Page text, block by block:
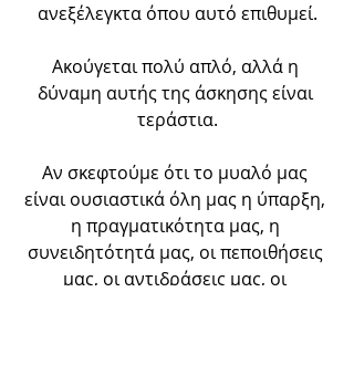
ανεξέλεγκτα όπου αυτό επιθυμεί.
Ακούγεται πολύ απλό, αλλά η
δύναμη αυτής της άσκησης είναι
τεράστια.
Αν σκεφτούμε ότι το μυαλό μας
είναι ουσιαστικά όλη μας η ύπαρξη,
η πραγματικότητα μας, η
συνειδητότητά μας, οι πεποιθήσεις
μας, οι αντιδράσεις μας, οι